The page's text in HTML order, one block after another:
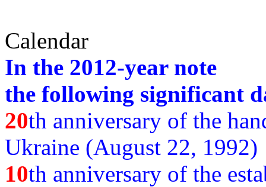
Calendar
In the 2012-year note
the following significant
20th anniversary of the
Ukraine (August 22, 1992)
10th anniversary of the